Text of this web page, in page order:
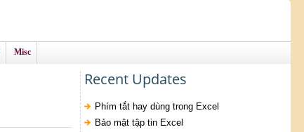
Misc
Recent Updates
Phím tắt hay dùng trong Excel
Bảo mật tập tin Excel